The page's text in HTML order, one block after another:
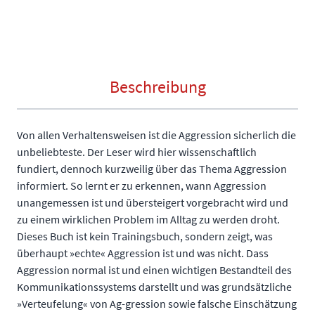
Beschreibung
Von allen Verhaltensweisen ist die Aggression sicherlich die
unbeliebteste. Der Leser wird hier wissenschaftlich
fundiert, dennoch kurzweilig über das Thema Aggression
informiert. So lernt er zu erkennen, wann Aggression
unangemessen ist und übersteigert vorgebracht wird und
zu einem wirklichen Problem im Alltag zu werden droht.
Dieses Buch ist kein Trainingsbuch, sondern zeigt, was
überhaupt »echte« Aggression ist und was nicht. Dass
Aggression normal ist und einen wichtigen Bestandteil des
Kommunikationssystems darstellt und was grundsätzliche
»Verteufelung« von Ag-gression sowie falsche Einschätzung